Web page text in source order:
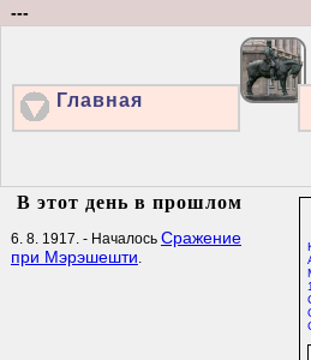
---
Главная
В этот день в прошлом
6. 8. 1917. - Началось Сражение
при Мэрэшешти.